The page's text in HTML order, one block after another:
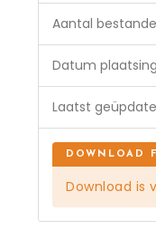
Aantal
Datum plaatsing
Laatst
Download is